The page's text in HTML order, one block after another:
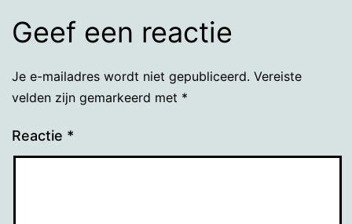
Geef een reactie
Je e-mailadres wordt niet gepubliceerd. Vereiste
velden zijn gemarkeerd met *
Reactie *